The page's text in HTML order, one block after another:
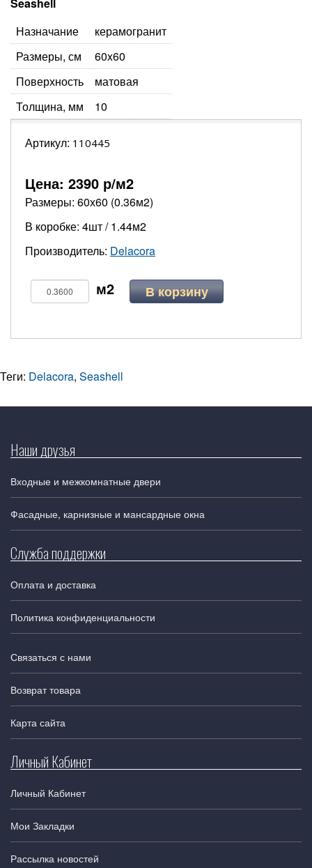
Назначание
керамогранит
Размеры, см
60x60
Поверхность
матовая
Толщина, мм
10
Артикул: 110445
Цена: 2390 р/м2
Размеры: 60х60 (0.36м2)
В коробке: 4шт / 1.44м2
Производитель: Delacora
В корзину
Теги: Delacora, Seashell
Наши друзья
Входные и межкомнатные двери
Фасадные, карнизные и мансардные окна
Служба поддержки
Оплата и доставка
Политика конфиденциальности
Связаться с нами
Возврат товара
Карта сайта
Личный Кабинет
Личный Кабинет
Мои Закладки
Рассылка новостей